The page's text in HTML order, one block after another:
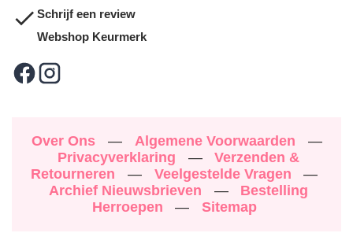
Schrijf een review
Webshop Keurmerk
Over Ons — Algemene Voorwaarden
—
Privacyverklaring
—
Verzenden &
Retourneren
— Veelgestelde Vragen
—
Archief Nieuwsbrieven
—
Bestelling
Herroepen
— Sitemap